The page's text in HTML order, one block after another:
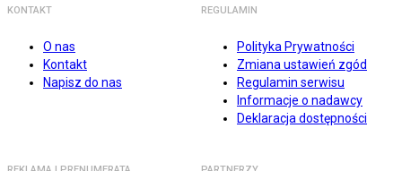
KONTAKT
O nas
Kontakt
Napisz do nas
REGULAMIN
Polityka Prywatności
Zmiana ustawień zgód
Regulamin serwisu
Informacje o nadawcy
Deklaracja dostępności